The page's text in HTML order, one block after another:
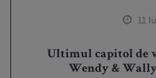
11
Ultimul capitol de
Wendy &